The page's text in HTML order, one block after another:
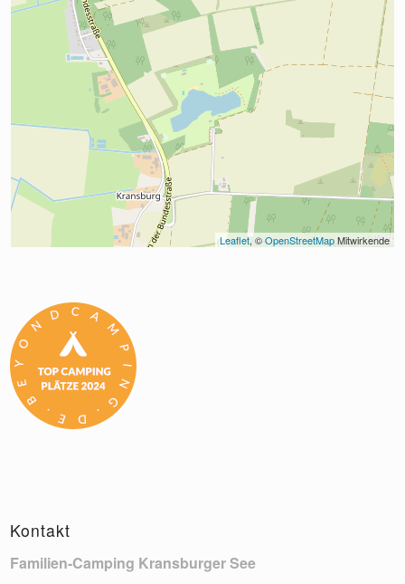
Leaflet, © OpenStreetMap Mitwirkende
Kontakt
Familien-Camping Kransburger See